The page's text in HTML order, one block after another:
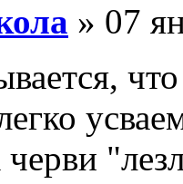
» 07
черви